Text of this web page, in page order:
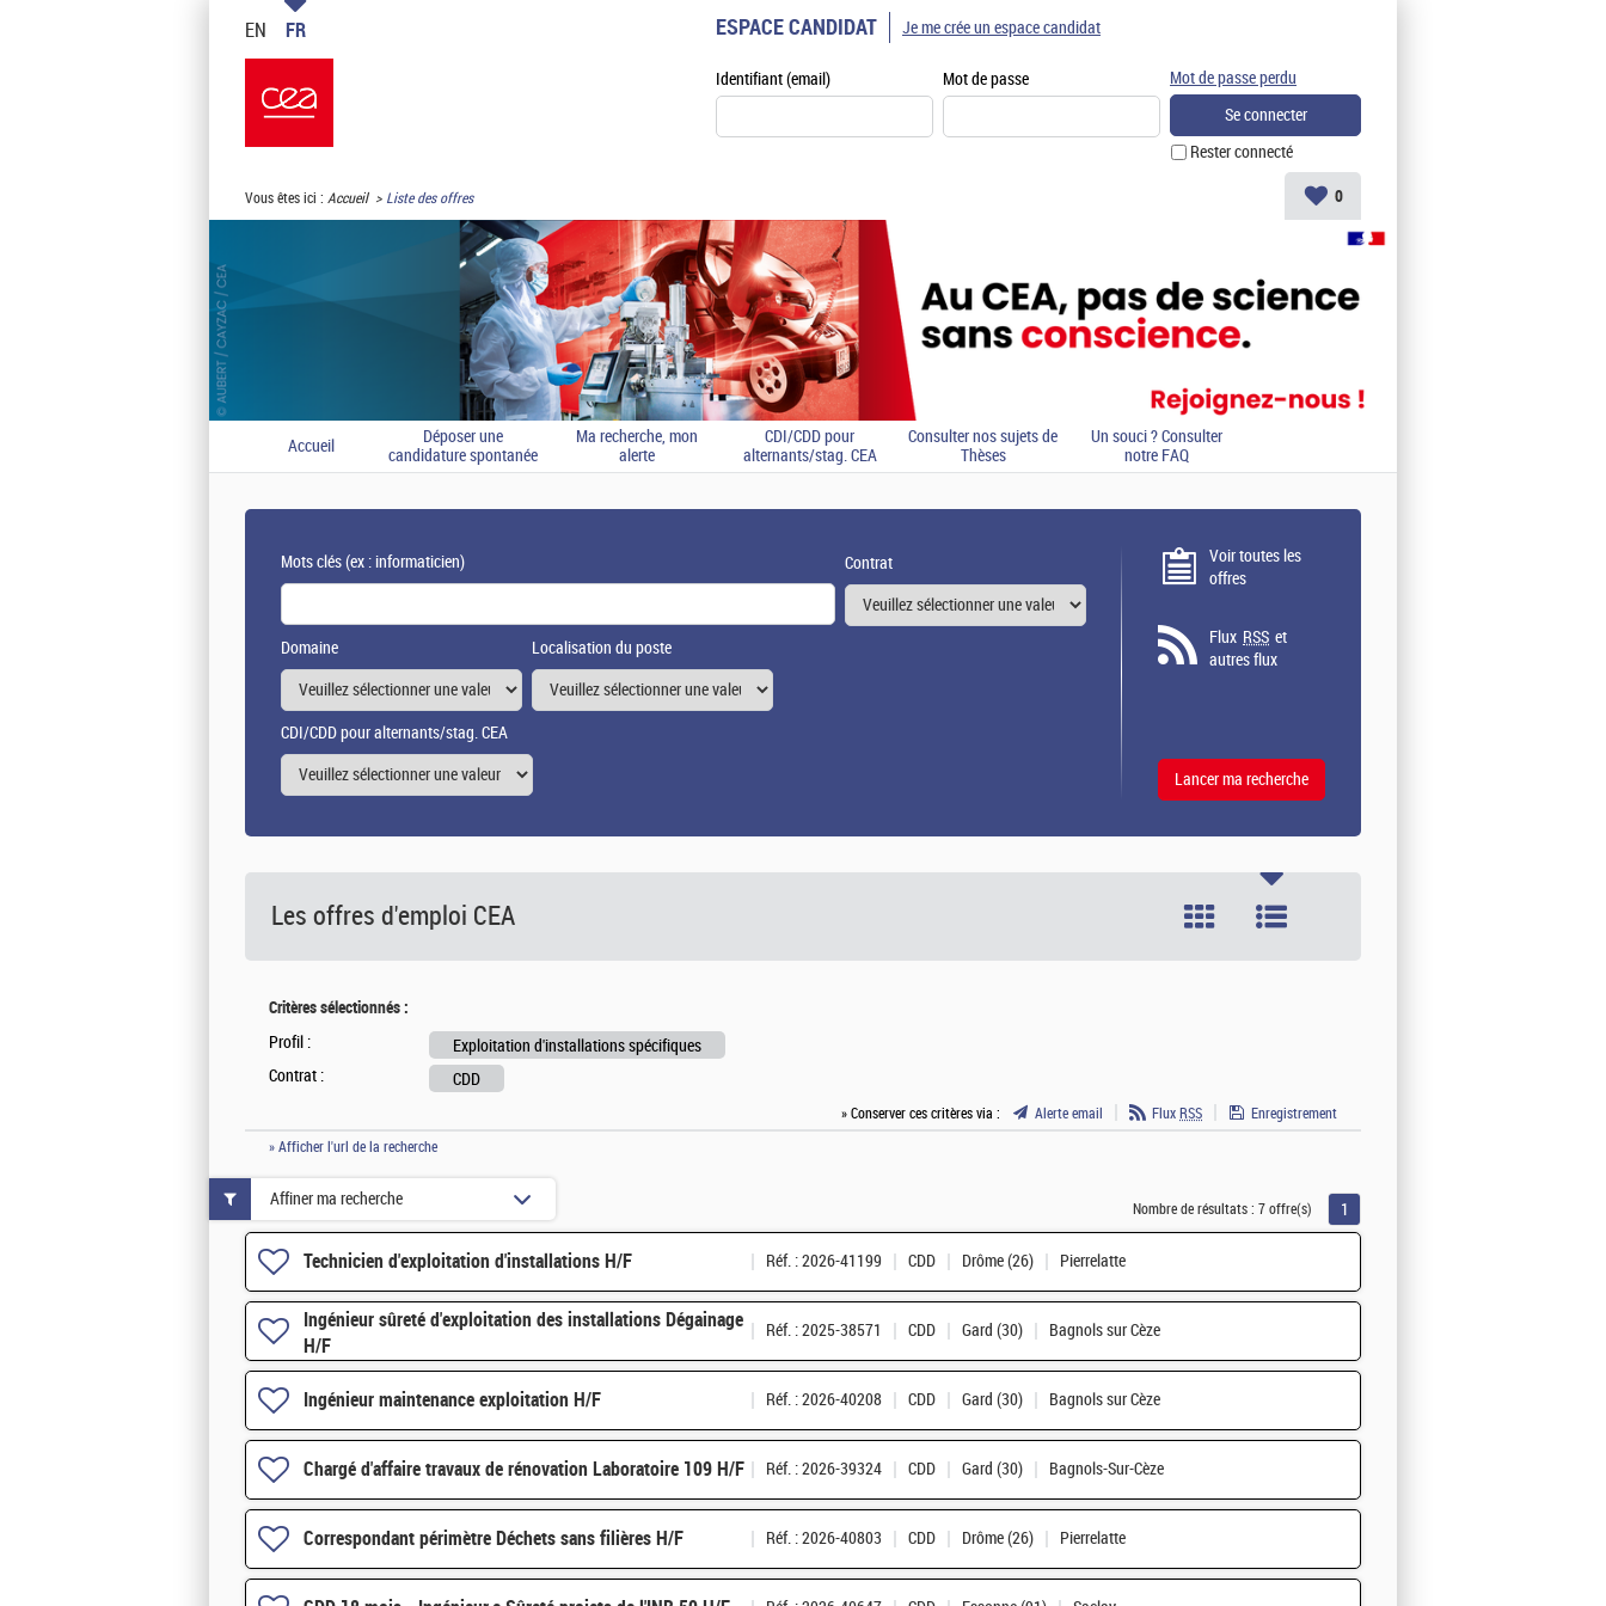
EN FR ESPACE CANDIDAT
Identifiant (email) Mot de passe
Rester connecté
Mot de passe perdu
Je me crée un espace candidat
Vous êtes ici : Accueil Liste des offres 0
Accueil
Déposer une
candidature spontanée
Ma recherche, mon
alerte
CDI/CDD pour
alternants/stag. CEA
Consulter nos sujets de
Thèses
Un souci ? Consulter
notre FAQ
Mots clés(ex : informaticien) Contrat
Domaine Localisation du poste
CDI/CDD pour alternants/stag. CEA
Voir toutes les
offres
Flux RSS et
autres flux
Les offres d'emploi CEA
Critères sélectionnés :
Profil :
Exploitation d'installations spécifiques
Contrat :
CDD
» Conserver ces critères via : Alerte email Flux RSS
Enregistrement
» Afficher l'url de la recherche
Nombre de résultats : 7 offre(s) 1
Technicien d'exploitation d'installations H/F Réf. : 2026-41199 CDD Drôme (26) Pierrelatte
Ingénieur sûreté d'exploitation des installations Dégainage
H/F
Réf. : 2025-38571 CDD Gard (30) Bagnols sur Cèze
Ingénieur maintenance exploitation H/F Réf. : 2026-40208 CDD Gard (30) Bagnols sur Cèze
Chargé d'affaire travaux de rénovation Laboratoire 109 H/F Réf. : 2026-39324 CDD Gard (30) Bagnols-Sur-Cèze
Correspondant périmètre Déchets sans filières H/F Réf. : 2026-40803 CDD Drôme (26) Pierrelatte
Affiner ma recherche